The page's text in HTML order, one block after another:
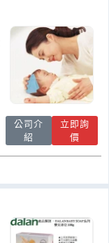
公司介
紹
立即詢
價